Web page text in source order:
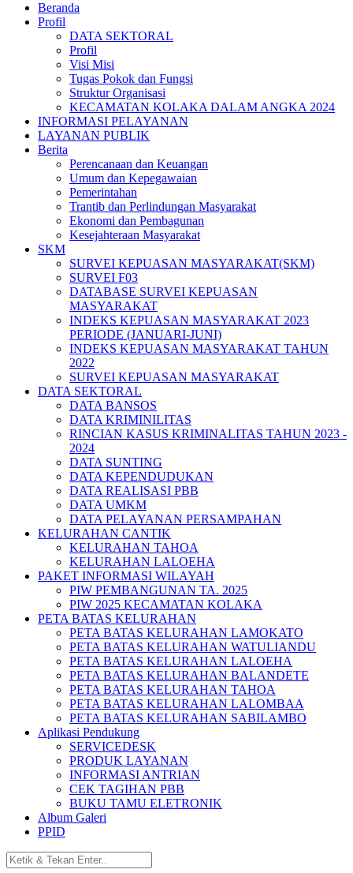
Beranda
Profil
DATA SEKTORAL
Profil
Visi Misi
Tugas Pokok dan Fungsi
Struktur Organisasi
KECAMATAN KOLAKA DALAM ANGKA 2024
INFORMASI PELAYANAN
LAYANAN PUBLIK
Berita
Perencanaan dan Keuangan
Umum dan Kepegawaian
Pemerintahan
Trantib dan Perlindungan Masyarakat
Ekonomi dan Pembagunan
Kesejahteraan Masyarakat
SKM
SURVEI KEPUASAN MASYARAKAT(SKM)
SURVEI F03
DATABASE SURVEI KEPUASAN
MASYARAKAT
INDEKS KEPUASAN MASYARAKAT 2023
PERIODE (JANUARI-JUNI)
INDEKS KEPUASAN MASYARAKAT TAHUN
2022
SURVEI KEPUASAN MASYARAKAT
DATA SEKTORAL
DATA BANSOS
DATA KRIMINILITAS
RINCIAN KASUS KRIMINALITAS TAHUN 2023 -
2024
DATA SUNTING
DATA KEPENDUDUKAN
DATA REALISASI PBB
DATA UMKM
DATA PELAYANAN PERSAMPAHAN
KELURAHAN CANTIK
KELURAHAN TAHOA
KELURAHAN LALOEHA
PAKET INFORMASI WILAYAH
PIW PEMBANGUNAN TA. 2025
PIW 2025 KECAMATAN KOLAKA
PETA BATAS KELURAHAN
PETA BATAS KELURAHAN LAMOKATO
PETA BATAS KELURAHAN WATULIANDU
PETA BATAS KELURAHAN LALOEHA
PETA BATAS KELURAHAN BALANDETE
PETA BATAS KELURAHAN TAHOA
PETA BATAS KELURAHAN LALOMBAA
PETA BATAS KELURAHAN SABILAMBO
Aplikasi Pendukung
SERVICEDESK
PRODUK LAYANAN
INFORMASI ANTRIAN
CEK TAGIHAN PBB
BUKU TAMU ELETRONIK
Album Galeri
PPID